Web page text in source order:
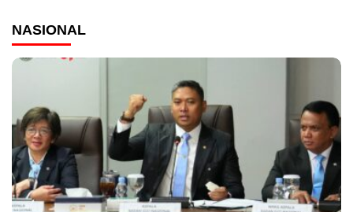
NASIONAL